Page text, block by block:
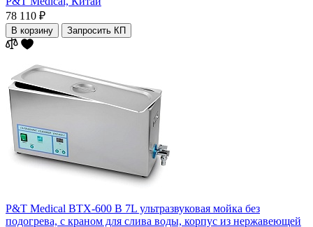
78 110 ₽
В корзину Запросить КП
P&T Medical BTX-600 B 7L ультразвуковая мойка без
подогрева, с краном для слива воды, корпус из нержавеющей